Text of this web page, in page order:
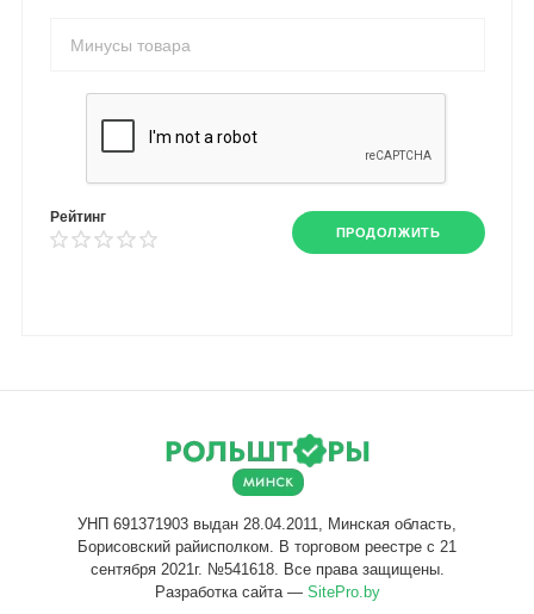
Рейтинг
ПРОДОЛЖИТЬ
Разработка сайта — SitePro.by